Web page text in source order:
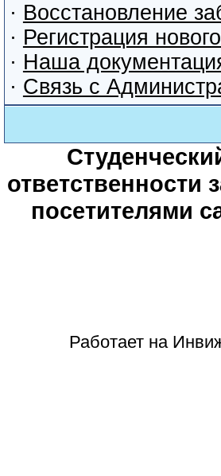
· Восстановление
· Регистрация
· Наша
· Связь с
ответственности
посетителями
Работает на